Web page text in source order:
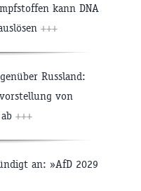
kann DNA
+++
Russland:
von
+++
an: »AfD 2029